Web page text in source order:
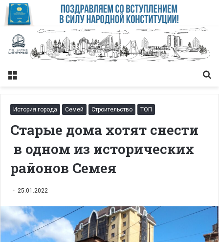
Меню
История города Семей Строительство ТОП
Старые дома хотят снести
в одном из исторических
районов Семея
25.01.2022